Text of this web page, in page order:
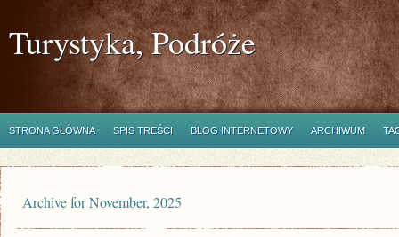
Turystyka, Podróże
STRONA GŁÓWNA SPIS TREŚCI BLOG INTERNETOWY ARCHIWUM
Archive for November, 2025